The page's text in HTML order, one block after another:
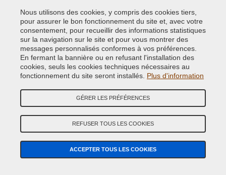
Code du produit:
VC-BLVC-419
EASTNOR GREEN (L.ROVER)(VEDI BLVC-419
Code couleur originale:HUJ
Code du produit:VC-BLVC-HUJ
Code couleur originale:997
Code couleur originale: JSA
Code du produit:VC-BLVC-JSA
Nous utilisons des cookies, y compris des cookies tiers,
pour assurer le bon fonctionnement du site et, avec votre
consentement, pour recueillir des informations statistiques
sur la navigation sur le site et pour vous montrer des
messages personnalisés conformes à vos préférences.
En fermant la bannière ou en refusant l'installation des
cookies, seuls les cookies techniques nécessaires au
fonctionnement du site seront installés. Plus d'information
GÉRER LES PRÉFÉRENCES
REFUSER TOUS LES COOKIES
ACCEPTER TOUS LES COOKIES